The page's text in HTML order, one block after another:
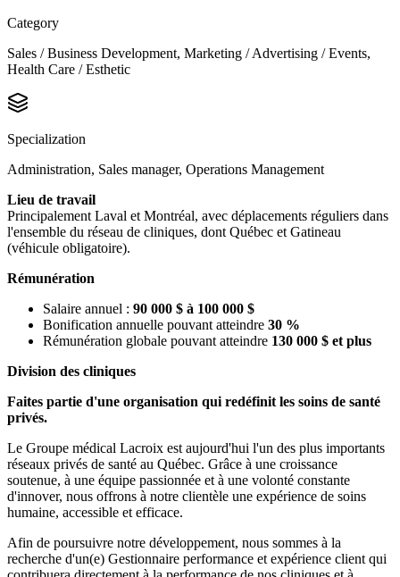
Category
Sales / Business Development, Marketing / Advertising / Events,
Health Care / Esthetic
Specialization
Administration, Sales manager, Operations Management
Lieu de travail
Principalement Laval et Montréal, avec déplacements réguliers dans
l'ensemble du réseau de cliniques, dont Québec et Gatineau
(véhicule obligatoire).
Rémunération
Salaire annuel : 90 000 $ à 100 000 $
Bonification annuelle pouvant atteindre 30 %
Rémunération globale pouvant atteindre 130 000 $ et plus
Division des cliniques
Faites partie d'une organisation qui redéfinit les soins de santé
privés.
Le Groupe médical Lacroix est aujourd'hui l'un des plus importants
réseaux privés de santé au Québec. Grâce à une croissance
soutenue, à une équipe passionnée et à une volonté constante
d'innover, nous offrons à notre clientèle une expérience de soins
humaine, accessible et efficace.
Afin de poursuivre notre développement, nous sommes à la
recherche d'un(e) Gestionnaire performance et expérience client qui